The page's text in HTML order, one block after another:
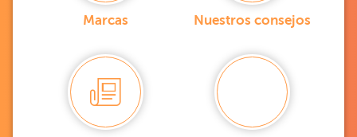
Marcas Nuestros consejos